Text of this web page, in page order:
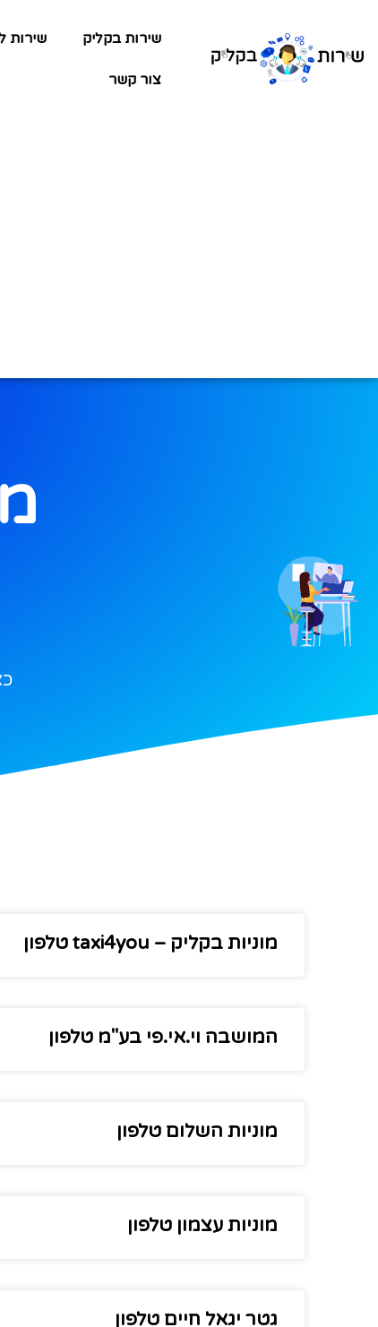
שירות בקליק שירות
צור קשר
מוניות בקליק – taxi4you טלפון
המושבה וי.אי.פי בע"מ טלפון
מוניות השלום טלפון
מוניות עצמון טלפון
גטר יגאל חיים טלפון